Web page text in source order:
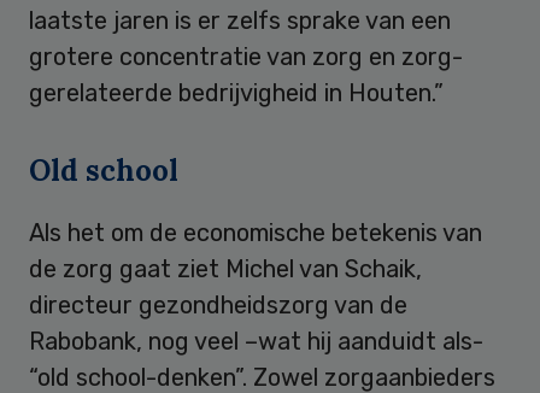
laatste jaren is er zelfs sprake van een
grotere concentratie van zorg en zorg-
gerelateerde bedrijvigheid in Houten.”
Old school
Als het om de economische betekenis van
de zorg gaat ziet Michel van Schaik,
directeur gezondheidszorg van de
Rabobank, nog veel –wat hij aanduidt als-
“old school-denken”. Zowel zorgaanbieders